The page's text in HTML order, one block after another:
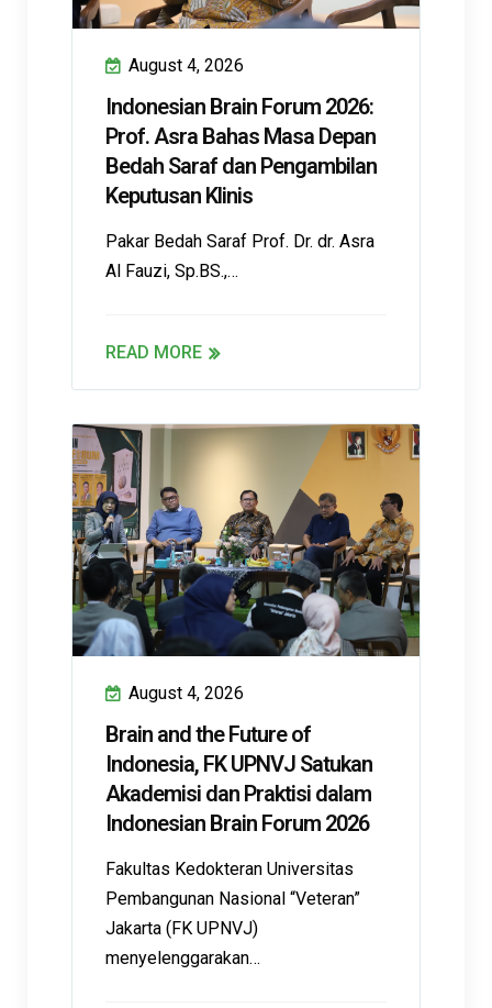
August 4, 2026
Indonesian Brain Forum 2026:
Prof. Asra Bahas Masa Depan
Bedah Saraf dan Pengambilan
Keputusan Klinis
Pakar Bedah Saraf Prof. Dr. dr. Asra
Al Fauzi, Sp.BS.,…
READ MORE
August 4, 2026
Brain and the Future of
Indonesia, FK UPNVJ Satukan
Akademisi dan Praktisi dalam
Indonesian Brain Forum 2026
Fakultas Kedokteran Universitas
Pembangunan Nasional “Veteran”
Jakarta (FK UPNVJ)
menyelenggarakan…